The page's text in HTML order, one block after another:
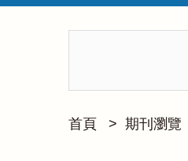
首頁 > 期刊瀏覽